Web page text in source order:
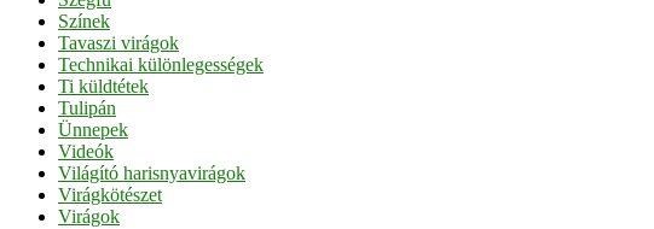
Színek
Tavaszi virágok
Technikai különlegességek
Ti küldtétek
Tulipán
Ünnepek
Videók
Világító harisnyavirágok
Virágkötészet
Virágok